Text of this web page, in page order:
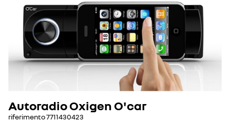
Autoradio Oxigen O'car
riferimento7711430423